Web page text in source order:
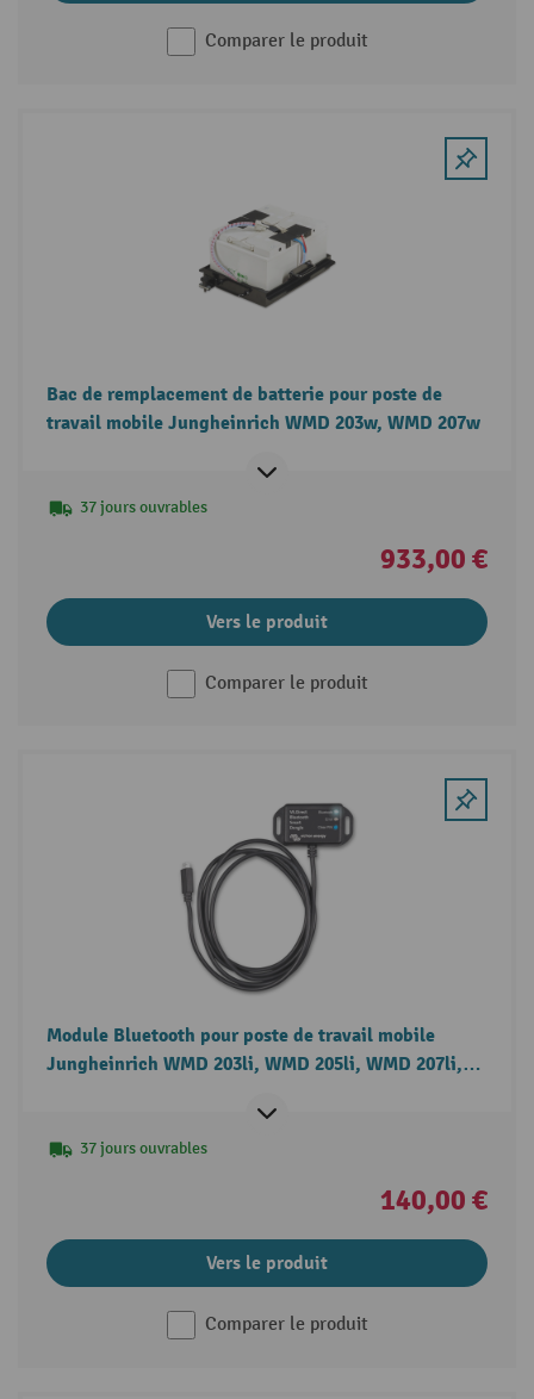
Comparer le produit
Bac de remplacement de batterie pour poste de
travail mobile Jungheinrich WMD 203w, WMD 207w
37 jours ouvrables
933,00 €
Vers le produit
Comparer le produit
Module Bluetooth pour poste de travail mobile
Jungheinrich WMD 203li, WMD 205li, WMD 207li,
37 jours ouvrables
140,00 €
Vers le produit
Comparer le produit